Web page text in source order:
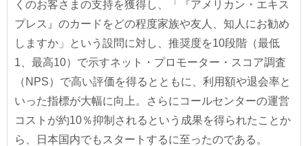
くのお客さまの支持を獲得し、「『アメリカン・エキス
プレス』のカードをどの程度家族や友人、知人にお勧め
しますか」という設問に対し、推奨度を10段階（最低
1、最高10）で示すネット・プロモーター・スコア調査
（NPS）で高い評価を得るとともに、利用額や退会率と
いった指標が大幅に向上。さらにコールセンターの運営
コストが約10％抑制されるという成果を得られたことか
ら、日本国内でもスタートするに至ったのである。